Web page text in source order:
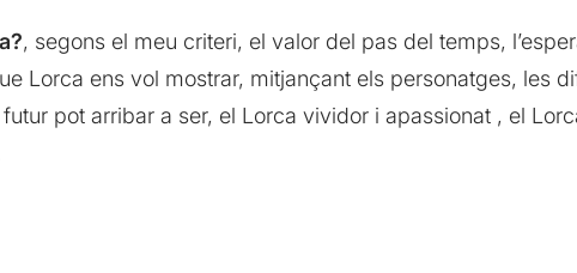
, segons el meu criteri, el valor del pas del temps,
Lorca ens vol mostrar, mitjançant els personatges, les
pot arribar a ser, el Lorca vividor i apassionat , el